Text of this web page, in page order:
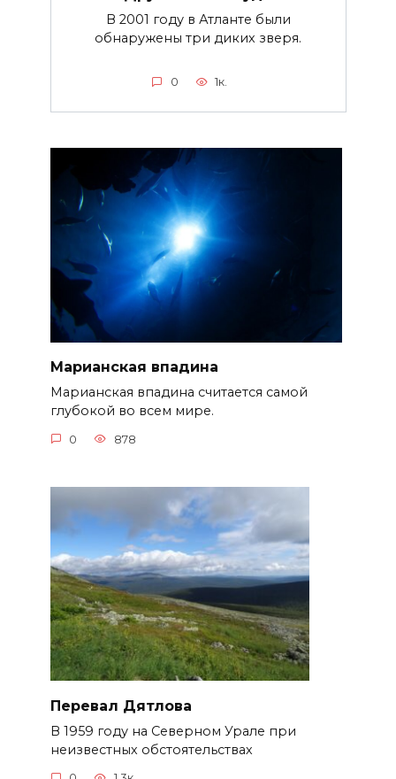
В 2001 году в Атланте были
обнаружены три диких зверя.
0 1к.
Марианская впадина
Марианская впадина считается самой
глубокой во всем мире.
0 878
Перевал Дятлова
В 1959 году на Северном Урале при
неизвестных обстоятельствах